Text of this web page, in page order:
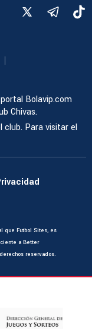
|
Bolavip.com
Chivas.
club. Para visitar el
que Futbol Sites, es
a Better
reservados.